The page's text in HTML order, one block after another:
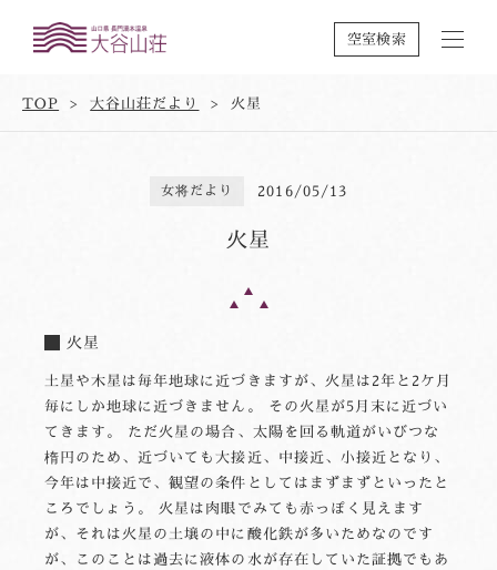
空室検索
TOP 大谷山荘だより 火星
女将だより 2016/05/13
火星
火星
土星や木星は毎年地球に近づきますが、火星は2年と2ケ月
毎にしか地球に近づきません。 その火星が5月末に近づい
てきます。 ただ火星の場合、太陽を回る軌道がいびつな
楕円のため、近づいても大接近、中接近、小接近となり、
今年は中接近で、観望の条件としてはまずまずといったと
ころでしょう。 火星は肉眼でみても赤っぽく見えます
が、それは火星の土壌の中に酸化鉄が多いためなのです
が、このことは過去に液体の水が存在していた証拠でもあ